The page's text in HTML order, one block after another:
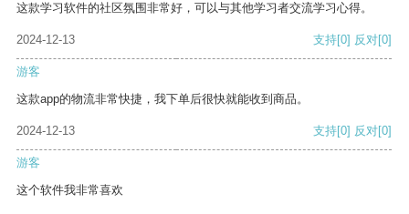
这款学习软件的社区氛围非常好，可以与其他学习者交流学习心得。
2024-12-13 支持[0] 反对[0]
游客
这款app的物流非常快捷，我下单后很快就能收到商品。
2024-12-13 支持[0] 反对[0]
游客
这个软件我非常喜欢